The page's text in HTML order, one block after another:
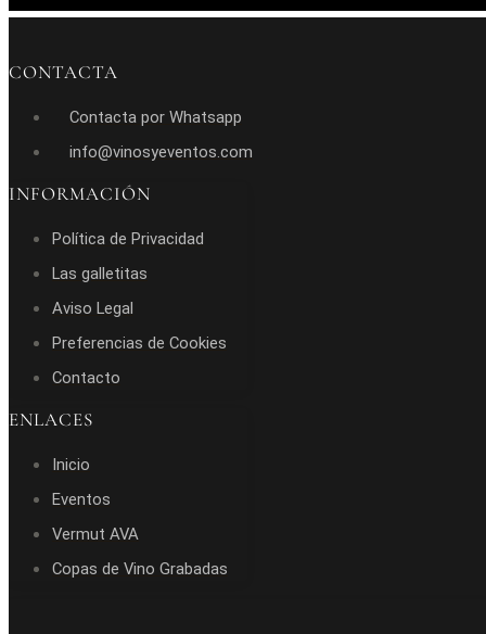
CONTACTA
Contacta por Whatsapp
info@vinosyeventos.com
INFORMACIÓN
Política de Privacidad
Las galletitas
Aviso Legal
Preferencias de Cookies
Contacto
ENLACES
Inicio
Eventos
Vermut AVA
Copas de Vino Grabadas